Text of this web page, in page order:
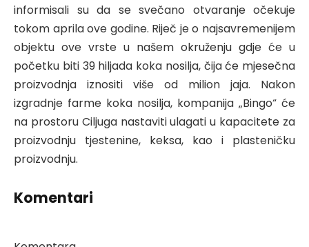
informisali su da se svečano otvaranje očekuje
tokom aprila ove godine. Riječ je o najsavremenijem
objektu ove vrste u našem okruženju gdje će u
početku biti 39 hiljada koka nosilja, čija će mjesečna
proizvodnja iznositi više od milion jaja. Nakon
izgradnje farme koka nosilja, kompanija „Bingo“ će
na prostoru Ciljuga nastaviti ulagati u kapacitete za
proizvodnju tjestenine, keksa, kao i plasteničku
proizvodnju.
Komentari